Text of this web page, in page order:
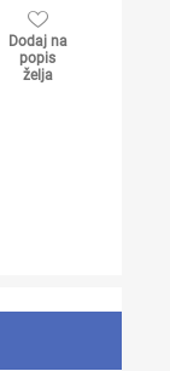
Dodaj na
popis
želja